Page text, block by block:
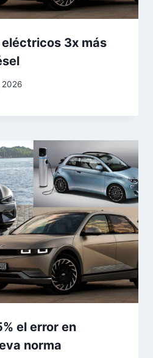
3x más
2026
el error en
norma